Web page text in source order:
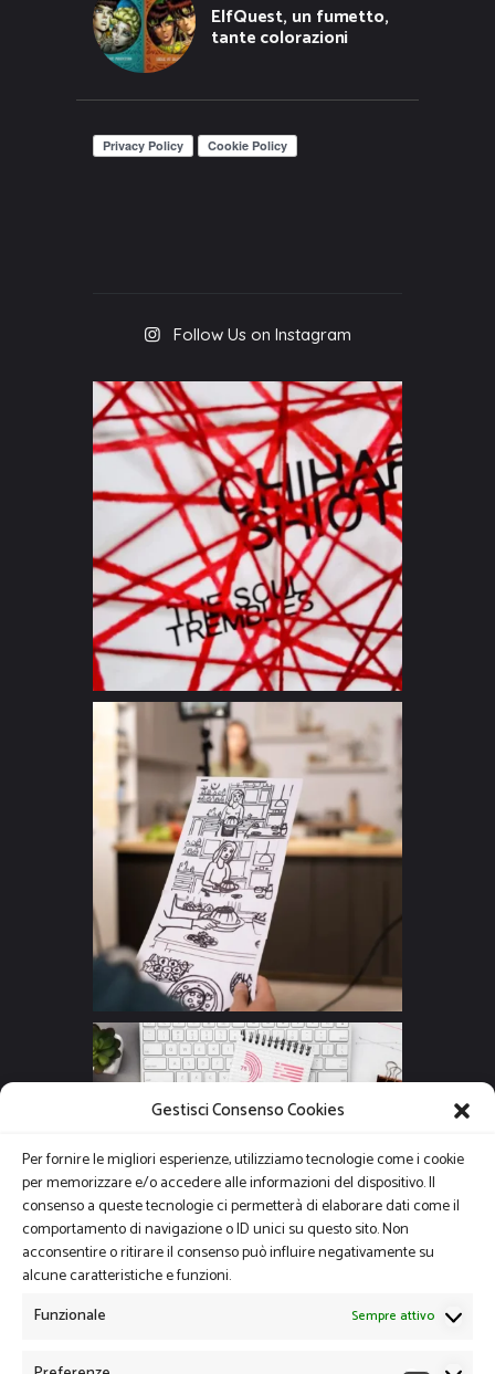
Gestisci Consenso Cookies
Per fornire le migliori esperienze, utilizziamo tecnologie come i cookie
per memorizzare e/o accedere alle informazioni del dispositivo. Il
consenso a queste tecnologie ci permetterà di elaborare dati come il
comportamento di navigazione o ID unici su questo sito. Non
acconsentire o ritirare il consenso può influire negativamente su
alcune caratteristiche e funzioni.
Funzionale
Sempre attivo
ElfQuest, un fumetto,
tante colorazioni
Follow Us on Instagram